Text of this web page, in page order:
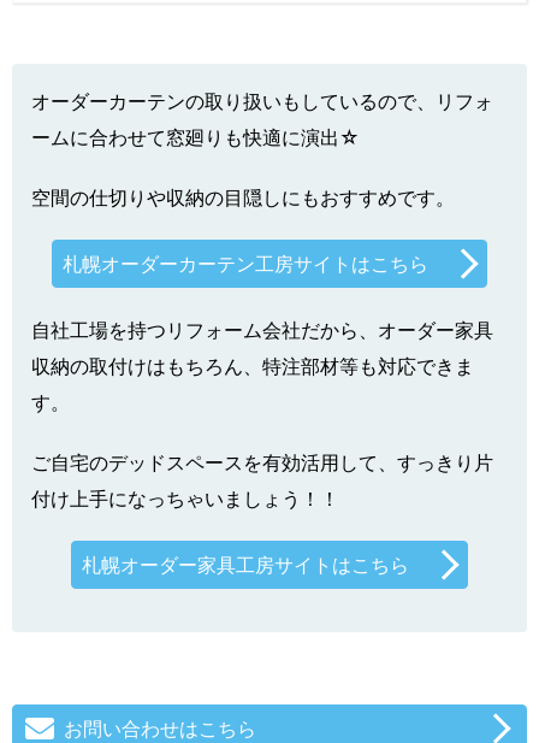
オーダーカーテンの取り扱いもしているので、リフォ
ームに合わせて窓廻りも快適に演出☆
空間の仕切りや収納の目隠しにもおすすめです。
札幌オーダーカーテン工房サイトはこちら
自社工場を持つリフォーム会社だから、オーダー家具
収納の取付けはもちろん、特注部材等も対応できま
す。
ご自宅のデッドスペースを有効活用して、すっきり片
付け上手になっちゃいましょう！！
札幌オーダー家具工房サイトはこちら
お問い合わせはこちら